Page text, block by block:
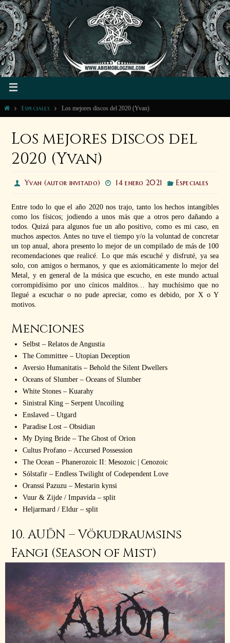
Especiales Los mejores discos del 2020 (Yvan)
Los mejores discos del
2020 (Yvan)
Yvan (autor invitado) 14 enero 2021 Especiales
Entre todo lo que el año 2020 nos trajo, tanto los hechos intangibles
como los físicos; jodiendo a unos más que a otros pero dañando a
todos. Quizá para algunos fue un año positivo, como es mi caso, en
muchos aspectos. Antes no tuve el tiempo y/o la voluntad de concretar
un top anual, ahora presento lo mejor de un compilado de más de 100
recomendaciones que realicé. Lo que más escuché y disfruté, ya sea
solo, con amigos o hermanos, y que es axiomáticamente lo mejor del
Metal, y en general de la música que escucho, en este mundo actual
corrompidísimo por uno cínicos malditos… hay muchísimo que no
llegué a escuchar o no pude apreciar, como es debido, por X o Y
motivos.
Menciones
Selbst – Relatos de Angustia
The Committee – Utopian Deception
Aversio Humanitatis – Behold the Silent Dwellers
Oceans of Slumber – Oceans of Slumber
White Stones – Kuarahy
Sinistral King – Serpent Uncoiling
Enslaved – Utgard
Paradise Lost – Obsidian
My Dying Bride – The Ghost of Orion
Cultus Profano – Accursed Possession
The Ocean – Phanerozoic II: Mesozoic | Cenozoic
Sólstafir – Endless Twilight of Codependent Love
Oranssi Pazuzu – Mestarin kynsi
Vuur & Zijde / Impavida – split
Heljarmard / Eldur – split
10. AUĐN – Vökudraumsins
Fangi (Season of Mist)